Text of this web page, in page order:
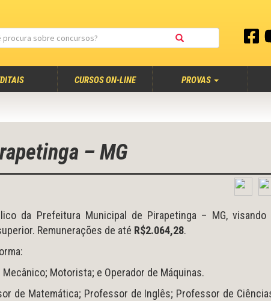
CURSOS ON-LINE PROVAS
– MG
da Prefeitura Municipal de Pirapetinga – MG, visando
Remunerações de até R$2.064,28.
Motorista; e Operador de Máquinas.
de Matemática; Professor de Inglês; Professor de